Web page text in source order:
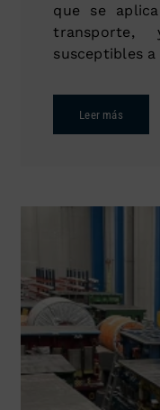
que se
susceptibles a
Leer más